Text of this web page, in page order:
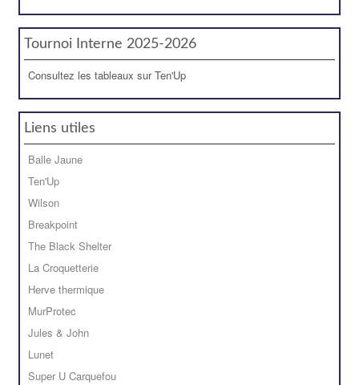
Tournoi Interne 2025-2026
Consultez les tableaux sur Ten'Up
Liens utiles
Balle Jaune
Ten'Up
Wilson
Breakpoint
The Black Shelter
La Croquetterie
Herve thermique
MurProtec
Jules & John
Lunet
Super U Carquefou